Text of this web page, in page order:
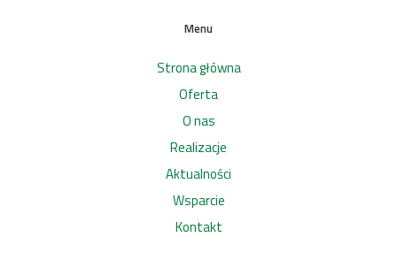
Menu
Strona główna
Oferta
O nas
Realizacje
Aktualności
Wsparcie
Kontakt